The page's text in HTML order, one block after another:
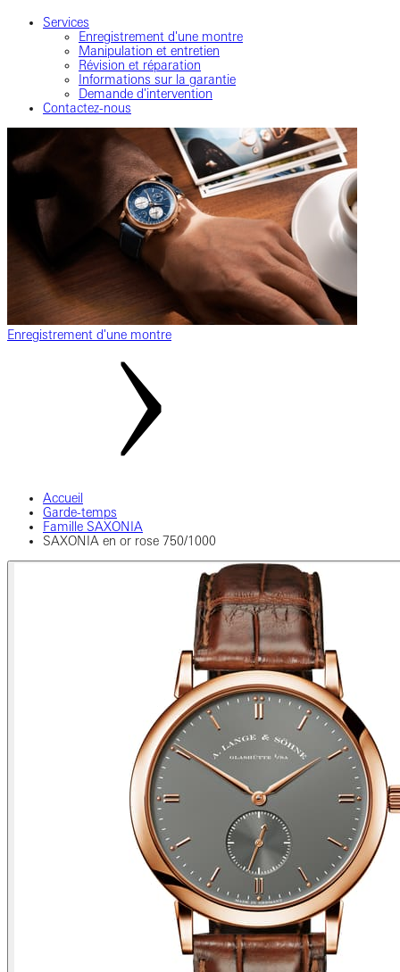
Services
Enregistrement d'une montre
Manipulation et entretien
Révision et réparation
Informations sur la garantie
Demande d'intervention
Contactez-nous
Enregistrement d'une montre
Accueil
Garde-temps
Famille SAXONIA
SAXONIA en or rose 750/1000